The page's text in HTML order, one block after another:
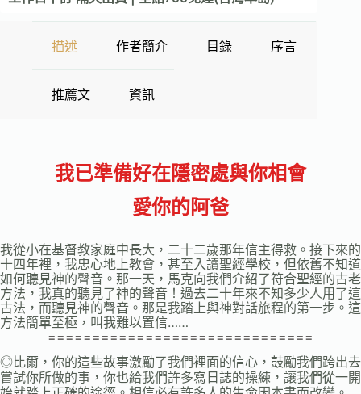
描述 作者簡介 目錄 序言
推薦文 資訊
我已準備好在隱密處與你相會
愛你的阿爸
我從小在基督教家庭中長大，二十二歲那年信主得救。接下來的
十四年裡，我忠心地上教會，甚至入讀聖經學校，但依舊不知道
如何聽見神的聲音。那一天，馬克向我們介紹了符合聖經的古老
方法，我真的聽見了神的聲音！過去二十年來不知多少人用了這
古法，而聽見神的聲音。那是我踏上與神對話旅程的第一步。這
方法簡單至極，叫我難以置信……
==============================
◎比爾，你的這些故事激勵了我們裡面的信心，鼓勵我們跨出去
嘗試你所做的事，你也給我們許多寫日誌的操練，讓我們從一開